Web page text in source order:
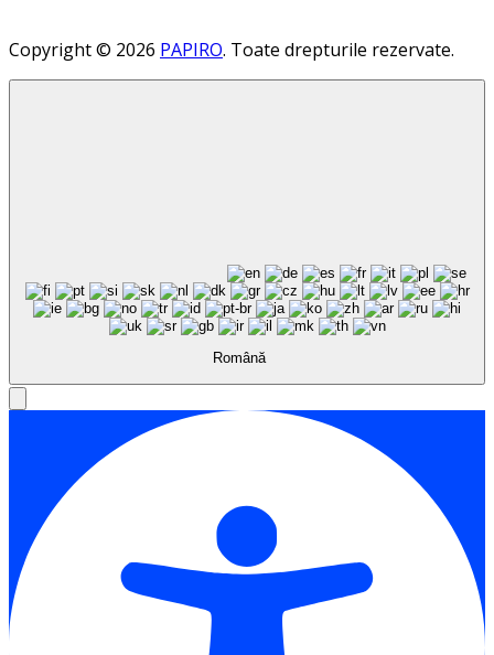
Copyright © 2026 PAPIRO. Toate drepturile rezervate.
Română